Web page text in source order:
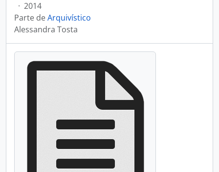
· 2014
Parte deArquivístico
Alessandra Tosta